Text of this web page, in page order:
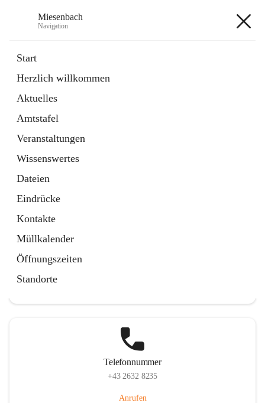
Miesenbach
Navigation
Start
Herzlich willkommen
Aktuelles
Amtstafel
Veranstaltungen
Wissenswertes
Dateien
Eindrücke
Kontakte
Müllkalender
Öffnungszeiten
Standorte
Externe Webseite
in
Tab
Region Schneebergland
Externe Webseite
öffnet
in
neuem
Tab
Telefonnummer
+43 2632 8235
Anrufen